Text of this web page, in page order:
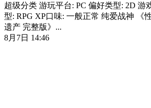
超级分类 游玩平台: PC 偏好类型: 2D 游
型: RPG XP口味: 一般正常 纯爱战神 《
遗产 完整版》...
8月7日 14:46